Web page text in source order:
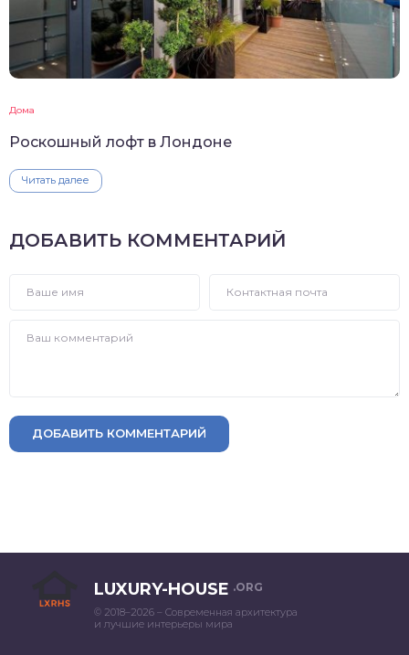
Дома
Роскошный лофт в Лондоне
Читать далее
ДОБАВИТЬ КОММЕНТАРИЙ
ДОБАВИТЬ КОММЕНТАРИЙ
LUXURY-HOUSE .ORG
© 2018–2026 – Современная архитектура
и лучшие интерьеры мира